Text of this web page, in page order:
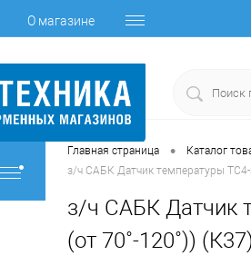
О магазине
Главная страница • Каталог
з/ч САБК Датчик температуры
з/ч САБК Датчик
(от 70˚-120˚)) (К37)